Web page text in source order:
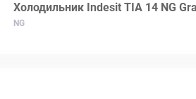
Холодильник Indesit TIA 14 NG
NG